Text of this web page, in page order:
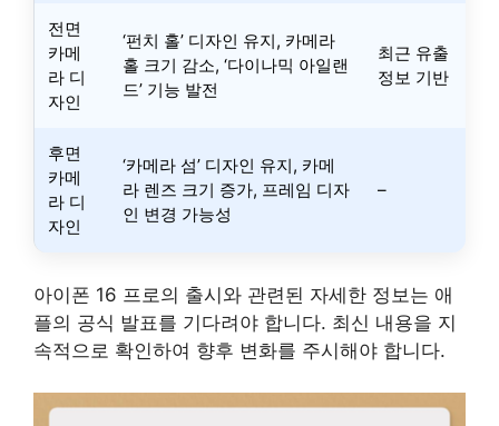
전면
카메
라 디
자인
‘펀치 홀’ 디자인 유지, 카메라
홀 크기 감소, ‘다이나믹 아일랜
드’ 기능 발전
최근 유출
정보 기반
후면
카메
라 디
자인
‘카메라 섬’ 디자인 유지, 카메
라 렌즈 크기 증가, 프레임 디자
인 변경 가능성
–
아이폰 16 프로의 출시와 관련된 자세한 정보는 애
플의 공식 발표를 기다려야 합니다. 최신 내용을 지
속적으로 확인하여 향후 변화를 주시해야 합니다.